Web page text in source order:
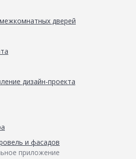
дверей
дизайн-проекта
и фасадов
приложение